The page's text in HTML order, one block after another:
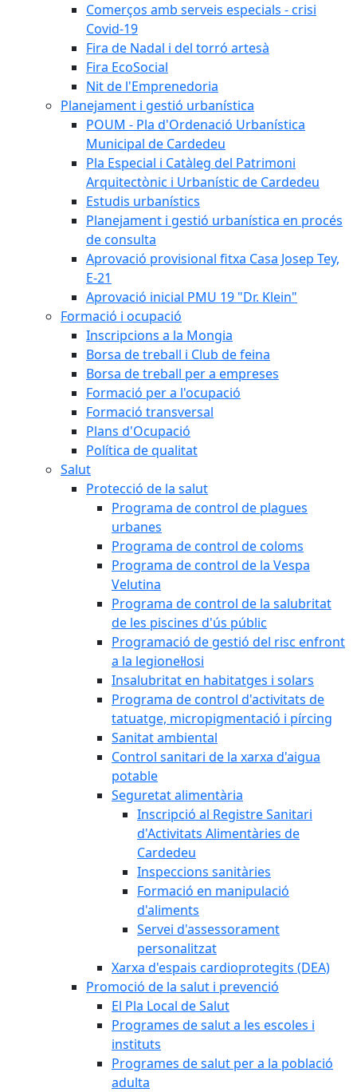
Comerços amb serveis especials - crisi
Covid-19
Fira de Nadal i del torró artesà
Fira EcoSocial
Nit de l'Emprenedoria
Planejament i gestió urbanística
POUM - Pla d'Ordenació Urbanística
Municipal de Cardedeu
Pla Especial i Catàleg del Patrimoni
Arquitectònic i Urbanístic de Cardedeu
Estudis urbanístics
Planejament i gestió urbanística en procés
de consulta
Aprovació provisional fitxa Casa Josep Tey,
E-21
Aprovació inicial PMU 19 "Dr. Klein"
Formació i ocupació
Inscripcions a la Mongia
Borsa de treball i Club de feina
Borsa de treball per a empreses
Formació per a l'ocupació
Formació transversal
Plans d'Ocupació
Política de qualitat
Salut
Protecció de la salut
Programa de control de plagues
urbanes
Programa de control de coloms
Programa de control de la Vespa
Velutina
Programa de control de la salubritat
de les piscines d'ús públic
Programació de gestió del risc enfront
a la legionel·losi
Insalubritat en habitatges i solars
Programa de control d'activitats de
tatuatge, micropigmentació i pírcing
Sanitat ambiental
Control sanitari de la xarxa d'aigua
potable
Seguretat alimentària
Inscripció al Registre Sanitari
d'Activitats Alimentàries de
Cardedeu
Inspeccions sanitàries
Formació en manipulació
d'aliments
Servei d'assessorament
personalitzat
Xarxa d'espais cardioprotegits (DEA)
Promoció de la salut i prevenció
El Pla Local de Salut
Programes de salut a les escoles i
instituts
Programes de salut per a la població
adulta